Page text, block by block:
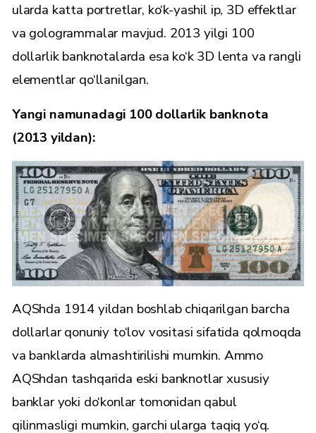
ularda katta portretlar, ko‘k-yashil ip, 3D effektlar
va gologrammalar mavjud. 2013 yilgi 100
dollarlik banknotalarda esa ko‘k 3D lenta va rangli
elementlar qo‘llanilgan.
Yangi namunadagi 100 dollarlik banknota
(2013 yildan):
AQShda 1914 yildan boshlab chiqarilgan barcha
dollarlar qonuniy to‘lov vositasi sifatida qolmoqda
va banklarda almashtirilishi mumkin. Ammo
AQShdan tashqarida eski banknotlar xususiy
banklar yoki do‘konlar tomonidan qabul
qilinmasligi mumkin, garchi ularga taqiq yo‘q.